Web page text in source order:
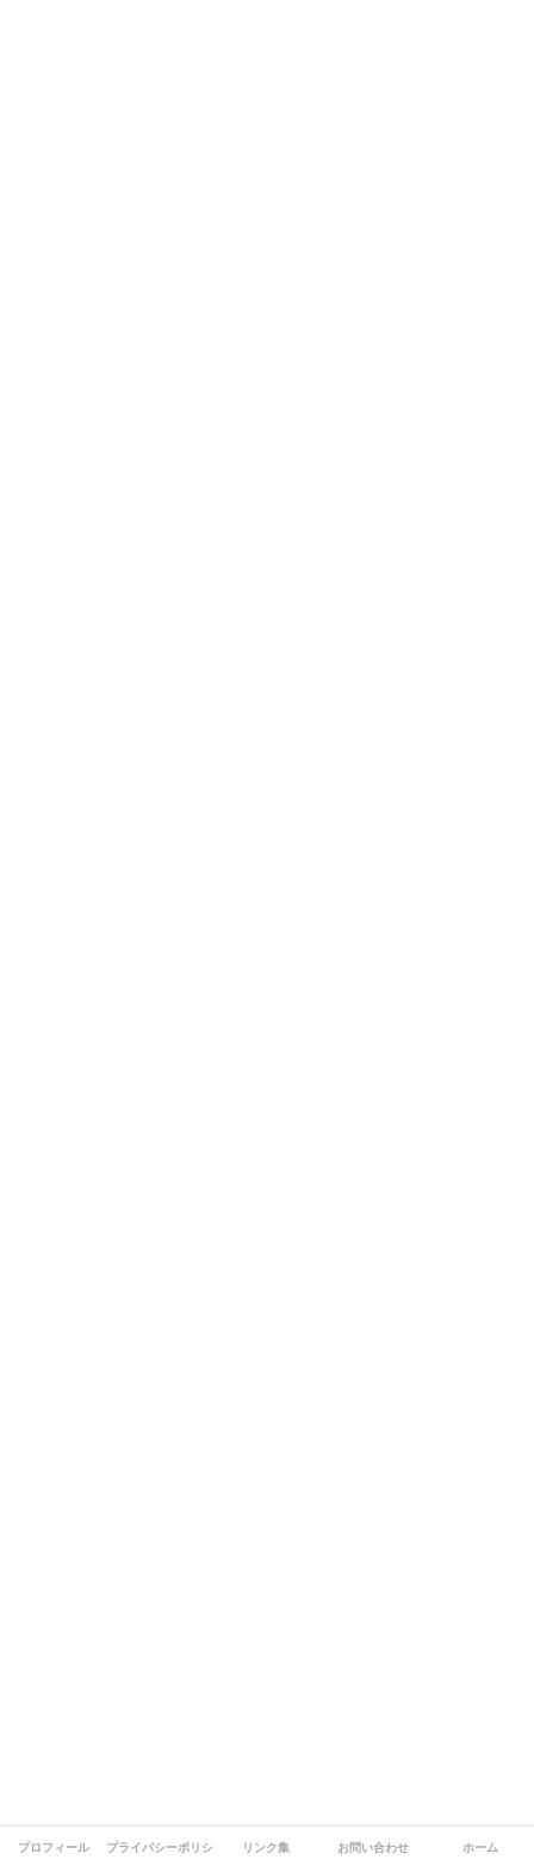
プロフィール プライバシーポリシー リンク集 お問い合わせ ホーム